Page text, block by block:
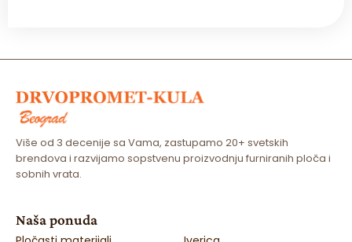
Više od 3 decenije sa Vama, zastupamo 20+ svetskih
brendova i razvijamo sopstvenu proizvodnju furniranih ploča i
sobnih vrata.
Naša ponuda